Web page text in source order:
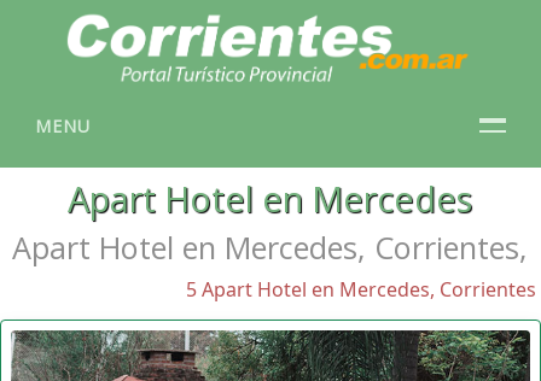
MENU
Apart Hotel en Mercedes
Apart Hotel en Mercedes, Corrientes,
5 Apart Hotel en Mercedes, Corrientes